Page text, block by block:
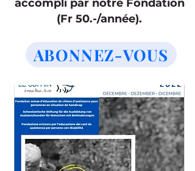
accompli par notre Fondation
(Fr 50.-/année).
ABONNEZ-VOUS